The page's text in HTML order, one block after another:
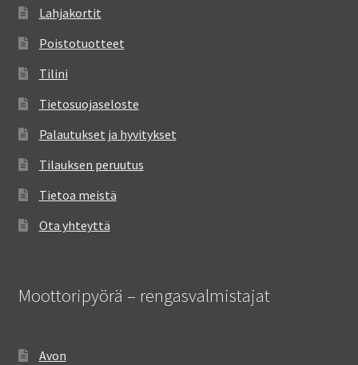
Lahjakortit
Poistotuotteet
Tilini
Tietosuojaseloste
Palautukset ja hyvitykset
Tilauksen peruutus
Tietoa meistä
Ota yhteyttä
Moottoripyörä – rengasvalmistajat
Avon